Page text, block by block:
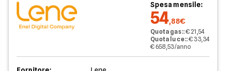
Spesa mensile:
54,88€
Quota gas::€ 21,54
Quota luce::€ 33,34
€ 658,53/anno